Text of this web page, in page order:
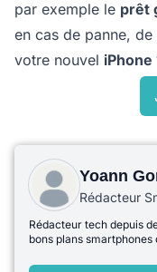
par exemple le prêt
en cas de panne,
votre nouvel iPhone
Yoann
Rédacteur
Rédacteur tech depuis
bons plans smartphones